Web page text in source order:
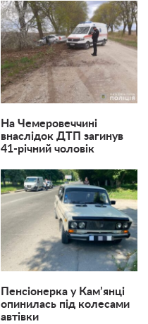
На Чемеровеччині
внаслідок ДТП загинув
41-річний чоловік
Пенсіонерка у Кам’янці
опинилась під колесами
автівки